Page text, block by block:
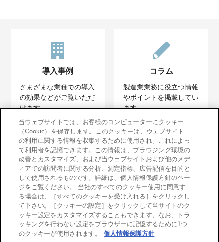
導入事例
さまざまな業種での導入
の効果などがご覧いただ
けます。
コラム
製造業業務に役立つ情報
やポイントを掲載してい
ます。
イベントレポート
過去のイベントレポート
をご覧いただけます。
当ウェブサイトでは、お客様のコンピューターにクッキー
（Cookie）を保存します。このクッキーは、ウェブサイト
の利用に関する情報を収集するために使用され、これによっ
て利用者を記憶できます。この情報は、ブラウジング環境の
改善とカスタマイズ、および当ウェブサイトおよび他のメデ
ィアでの訪問者に関する分析、測定指標、広告配信を目的と
して使用されるものです。詳細は、個人情報保護方針のペー
ジをご覧ください。 当社のすべてのクッキー使用に同意す
る場合は、［すべてのクッキーを受け入れる］をクリックし
て下さい。［クッキーの設定］をクリックして当サイトのク
ッキー設定をカスタマイズすることもできます。なお、トラ
ッキングを行わない設定をブラウザーに記憶するために1つ
のクッキーが使用されます。
個人情報保護方針